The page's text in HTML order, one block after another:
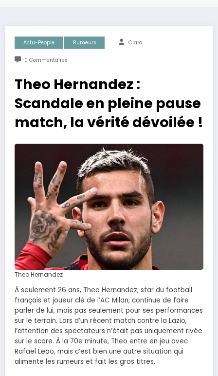
Actu-People Rumeurs Clara
0 Commentaires
Theo Hernandez :
Scandale en pleine pause
match, la vérité dévoilée !
Theo Hernandez
À seulement 26 ans, Theo Hernandez, star du football
français et joueur clé de l’AC Milan, continue de faire
parler de lui, mais pas seulement pour ses performances
sur le terrain. Lors d’un récent match contre la Lazio,
l’attention des spectateurs n’était pas uniquement rivée
sur le score. À la 70e minute, Theo entre en jeu avec
Rafael Leão, mais c’est bien une autre situation qui
alimente les rumeurs et fait les gros titres.